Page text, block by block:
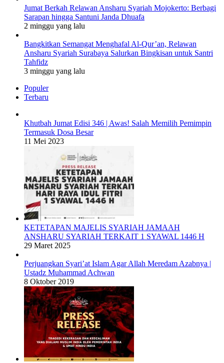
Jumat Berkah Relawan Ansharu Syariah Mojokerto: Berbagi
Sarapan hingga Santuni Janda Dhuafa
2 minggu yang lalu
Bangkitkan Semangat Menghafal Al-Qur’an, Relawan
Ansharu Syariah Surabaya Salurkan Bingkisan untuk Santri
Tahfidz
3 minggu yang lalu
Populer
Terbaru
Khutbah Jumat Edisi 346 | Awas! Salah Memilih Pemimpin
Termasuk Dosa Besar
11 Mei 2023
KETETAPAN MAJELIS SYARIAH JAMAAH
ANSHARU SYARIAH TERKAIT 1 SYAWAL 1446 H
29 Maret 2025
Perjuangkan Syari’at Islam Agar Allah Meredam Azabnya |
Ustadz Muhammad Achwan
8 Oktober 2019